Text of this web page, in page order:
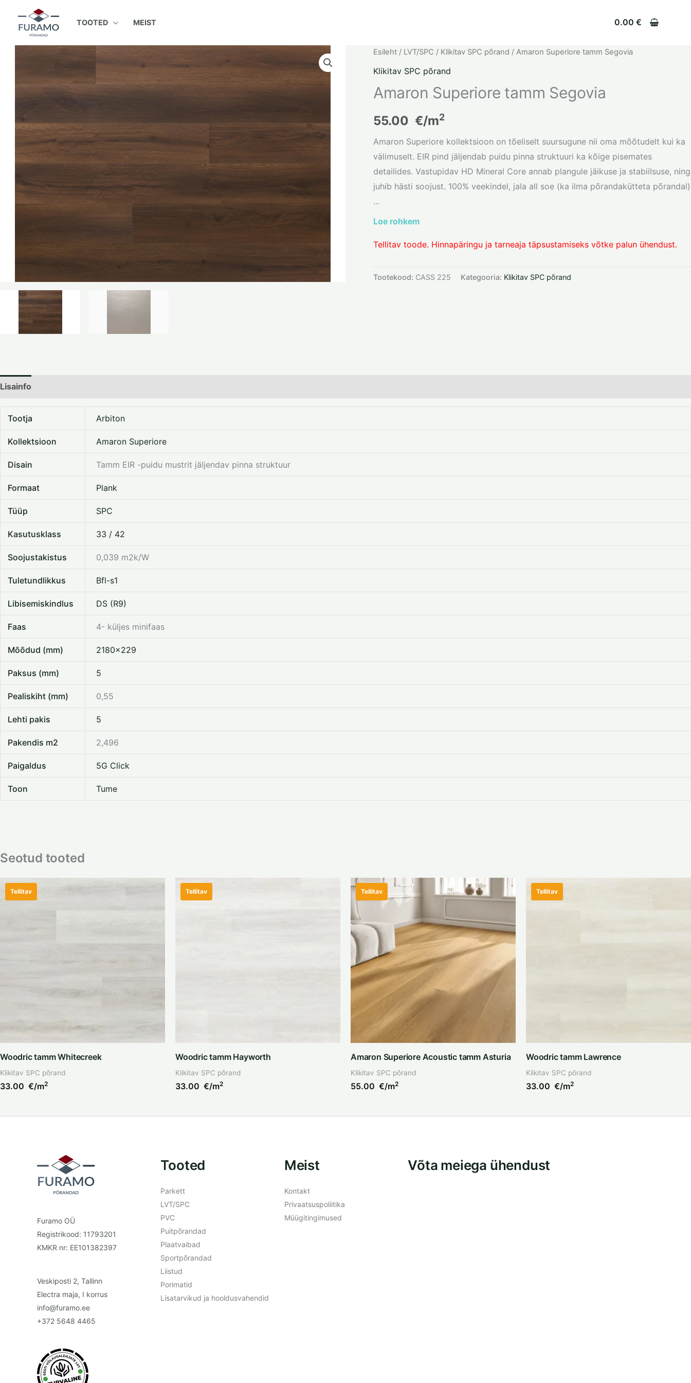
TOOTED MEIST 0.00 €
Esileht/ LVT/SPC / Klikitav SPC põrand / Amaron Superiore tamm Segovia
Klikitav SPC põrand
Amaron Superiore tamm Segovia
55.00 €/m2
Amaron Superiore kollektsioon on tõeliselt suursugune nii oma mõõtudelt kui ka
välimuselt. EIR pind jäljendab puidu pinna struktuuri ka kõige pisemates
detailides. Vastupidav HD Mineral Core annab plangule jäikuse ja stabiilsuse, ning
juhib hästi soojust. 100% veekindel, jala all soe (ka ilma põrandakütteta põrandal)
...
Loe rohkem
Tellitav toode. Hinnapäringu ja tarneaja täpsustamiseks võtke palun ühendust.
Tootekood: CASS 225 Kategooria: Klikitav SPC põrand
Lisainfo
Tootja Arbiton
Kollektsioon Amaron Superiore
Disain Tamm EIR -puidu mustrit jäljendav pinna struktuur
Formaat Plank
Tüüp SPC
Kasutusklass 33 / 42
Soojustakistus 0,039 m2k/W
Tuletundlikkus Bfl-s1
Libisemiskindlus DS (R9)
Faas 4- küljes minifaas
Mõõdud (mm) 2180×229
Paksus (mm) 5
Pealiskiht (mm) 0,55
Lehti pakis 5
Pakendis m2 2,496
Paigaldus 5G Click
Toon Tume
Seotud tooted
Tellitav
Woodric tamm Whitecreek
Klikitav SPC põrand
33.00 €/m2
Tellitav
Woodric tamm Hayworth
Klikitav SPC põrand
33.00 €/m2
Tellitav
Amaron Superiore Acoustic tamm Asturia
Klikitav SPC põrand
55.00 €/m2
Tellitav
Woodric tamm Lawrence
Klikitav SPC põrand
33.00 €/m2
Furamo OÜ
Registrikood: 11793201
KMKR nr: EE101382397
Veskiposti 2, Tallinn
Electra maja, I korrus
info@furamo.ee
+372 5648 4465
Tooted
Parkett
LVT/SPC
PVC
Puitpõrandad
Plaatvaibad
Sportpõrandad
Liistud
Porimatid
Lisatarvikud ja hooldusvahendid
Meist
Kontakt
Privaatsuspoliitika
Müügitingimused
Võta meiega ühendust